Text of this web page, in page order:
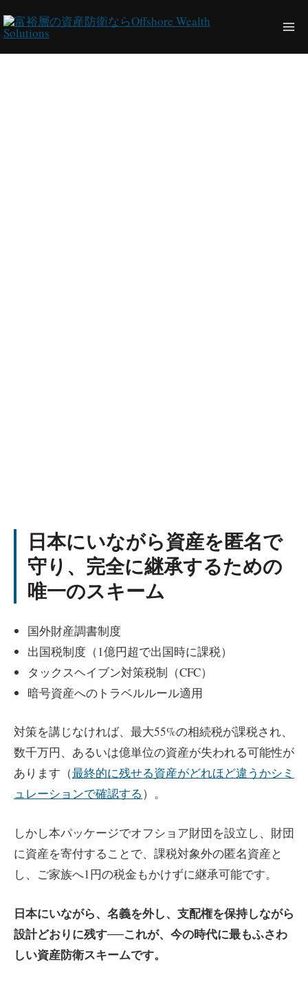
容
日本にいながら資産を匿名で
守り、完全に継承するための
唯一のスキーム
国外財産調書制度
出国税制度（1億円超で出国時に課税）
タックスヘイブン対策税制（CFC）
暗号資産へのトラベルルール適用
対策を講じなければ、最大55%の相続税が課税され、
数千万円、あるいは億単位の資産が失われる可能性が
あります（最終的に残せる資産がどれほど違うかシミ
ュレーションで確認する）。
しかし本パッケージでオフショア財団を設立し、財団
に資産を寄付することで、課税対象外の匿名資産と
し、ご家族へ1円の税金もかけずに継承可能です。
日本にいながら、名義を外し、支配権を保持しながら
設計どおりに残す──これが、今の時代に最もふさわ
しい資産防衛スキームです。